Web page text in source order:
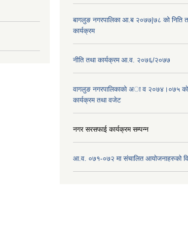
बागलुङ नगरपालिका आ.ब २०७७|७८ को निति
कार्यक्रम
नीति तथा कार्यक्रम आ.व. २०७६/२०७७
वागलुङ नगरपालिकाकाे अा‍ व २०७४।०७५ काे
कार्यक्रम तथा वजेट
नगर सरसफाई कार्यक्रम सम्पन्न
आ.व. ०७१-०७२ मा संचालित आयोजनाहरुको